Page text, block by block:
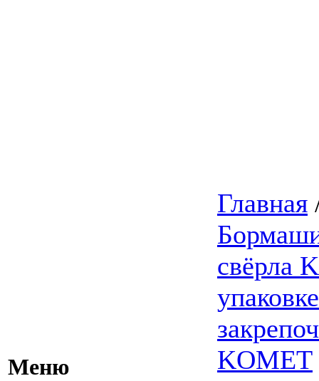
Меню
Главная
свёрла
KOMET